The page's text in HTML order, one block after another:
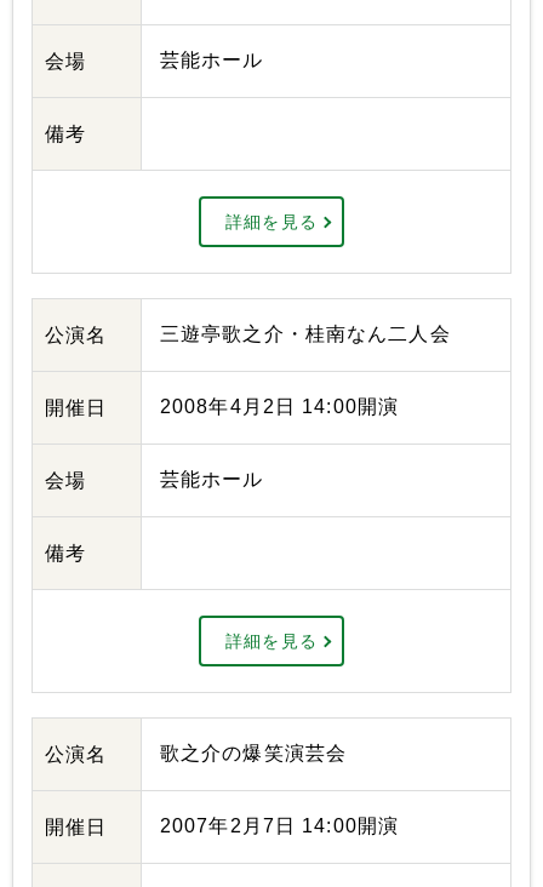
会場 芸能ホール
備考
詳細を見る
公演名 三遊亭歌之介・桂南なん二人会
開催日 2008年4月2日 14:00開演
会場 芸能ホール
備考
詳細を見る
公演名 歌之介の爆笑演芸会
開催日 2007年2月7日 14:00開演